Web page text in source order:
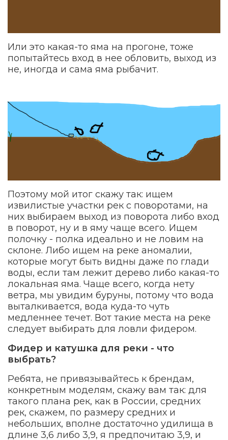
Или это какая-то яма на прогоне, тоже
попытайтесь вход в нее обловить, выход из
не, иногда и сама яма рыбачит.
Поэтому мой итог скажу так: ищем
извилистые участки рек с поворотами, на
них выбираем выход из поворота либо вход
в поворот, ну и в яму чаще всего. Ищем
полочку - полка идеально и не ловим на
склоне. Либо ищем на реке аномалии,
которые могут быть видны даже по глади
воды, если там лежит дерево либо какая-то
локальная яма. Чаще всего, когда нету
ветра, мы увидим буруны, потому что вода
выталкивается, вода куда-то чуть
медленнее течет. Вот такие места на реке
следует выбирать для ловли фидером.
Фидер и катушка для реки - что
выбрать?
Ребята, не привязывайтесь к брендам,
конкретным моделям, скажу вам так: для
такого плана рек, как в России, средних
рек, скажем, по размеру средних и
небольших, вполне достаточно удилища в
длине 3,6 либо 3,9, я предпочитаю 3,9, и